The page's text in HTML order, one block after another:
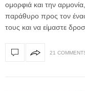
ομορφιά και την
παράθυρο προς τον
τους και να είμαστε
21